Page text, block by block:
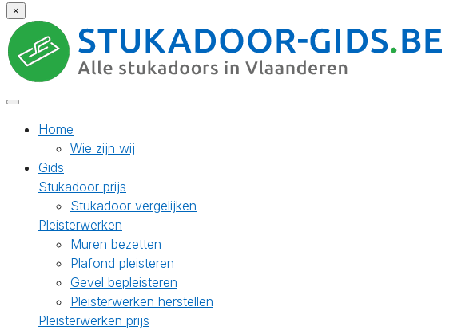
×
Home
Wie zijn wij
Gids
Stukadoor prijs
Stukadoor vergelijken
Pleisterwerken
Muren bezetten
Plafond pleisteren
Gevel bepleisteren
Pleisterwerken herstellen
Pleisterwerken prijs